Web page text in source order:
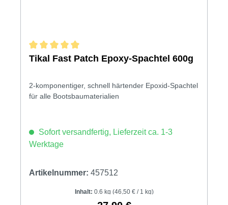
Durchschnittliche Bewertung von 5 von 5 Sternen
Tikal Fast Patch Epoxy-Spachtel 600g
2-komponentiger, schnell härtender Epoxid-Spachtel
für alle Bootsbaumaterialien
Sofort versandfertig, Lieferzeit ca. 1-3
Werktage
Artikelnummer: 457512
Inhalt: 0.6 kg (46,50 € / 1 kg)